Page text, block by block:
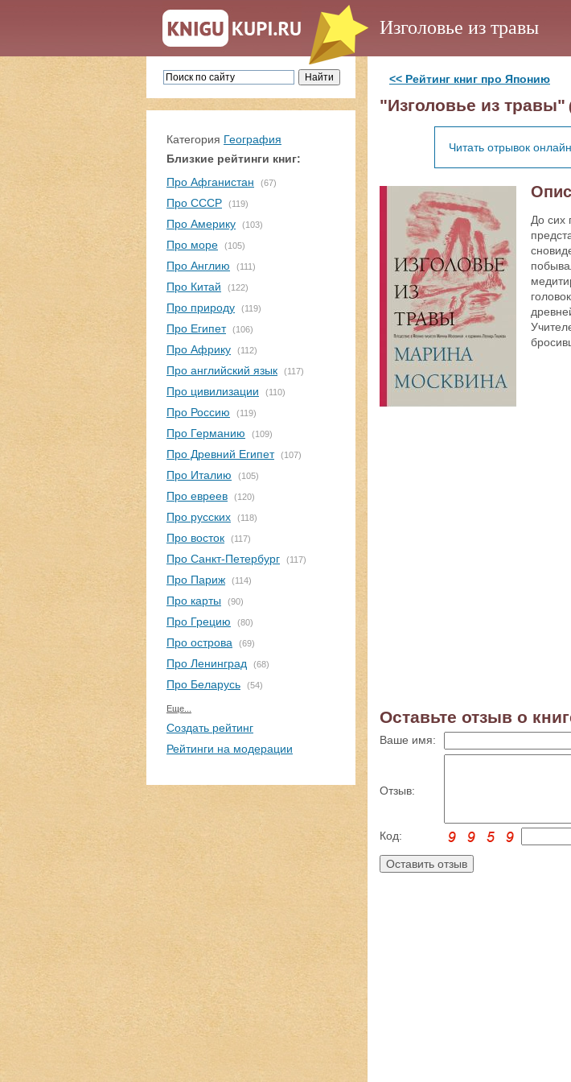
Изголовье из травы
Категория География
Близкие рейтинги книг:
Про Афганистан
(67)
Про СССР (119)
Про Америку (103)
Про море (105)
Про Англию (111)
Про Китай (122)
Про природу (119)
Про Египет (106)
Про Африку (112)
Про английский язык (117)
Про цивилизации (110)
Про Россию (119)
Про Германию (109)
Про Древний Египет (107)
Про Италию (105)
Про евреев (120)
Про русских (118)
Про восток (117)
Про Санкт-Петербург (117)
Про Париж (114)
Про карты (90)
Про Грецию (80)
Про острова (69)
Про Ленинград (68)
Про Беларусь (54)
Еще...
Создать рейтинг
Рейтинги на модерации
<< Рейтинг книг про Японию
"Изголовье из травы"
Читать отрывок онлайн
До сих
Оставьте отзыв о
Ваше имя:
Отзыв:
Код: